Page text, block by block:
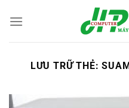
đến
LƯU TRỮ THẺ: